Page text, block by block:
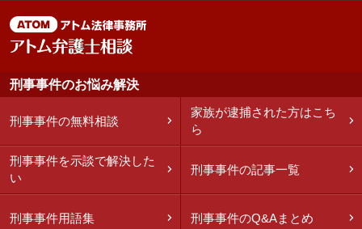
刑事事件のお悩み解決
刑事事件の無料相談
家族が逮捕された方はこち
ら
刑事事件を示談で解決した
い
刑事事件の記事一覧
刑事事件用語集 刑事事件のQ&Aまとめ